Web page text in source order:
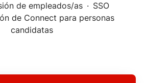
de empleados/as · SSO
de Connect para personas
candidatas